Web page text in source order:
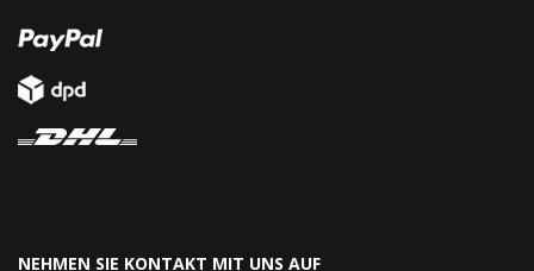
NEHMEN SIE KONTAKT MIT UNS AUF